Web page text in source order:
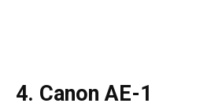
4. Canon AE-1